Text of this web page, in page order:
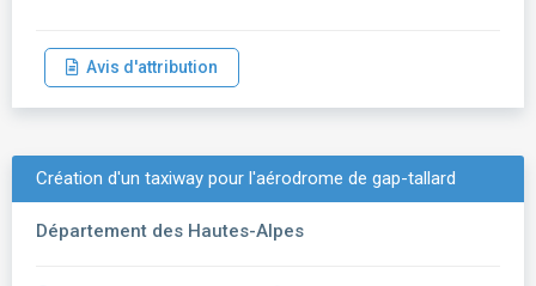
Avis d'attribution
Création d'un taxiway pour l'aérodrome de gap-tallard
Département des Hautes-Alpes